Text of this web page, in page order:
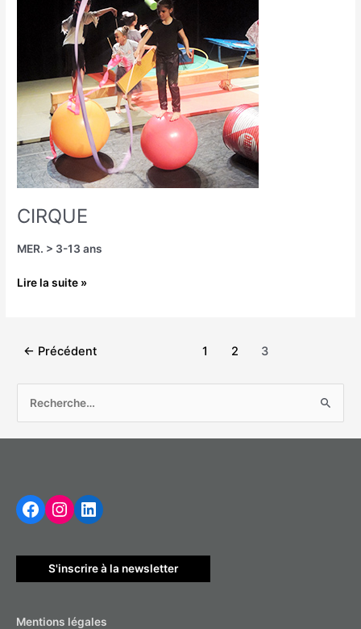
CIRQUE
MER. > 3-13 ans
Lire la suite »
← Précédent 1 2 3
r
h
e
Facebook
Instagram
LinkedIn
S'inscrire à la newsletter
Mentions légales